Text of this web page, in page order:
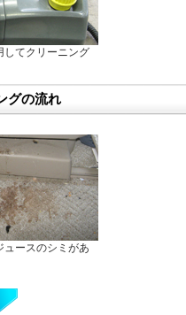
してクリーニング
グの流れ
ュースのシミがあ